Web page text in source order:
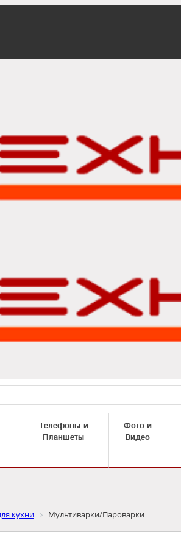
Телефоны и
Планшеты
Фото и
Видео
кухни Мультиварки/Пароварки